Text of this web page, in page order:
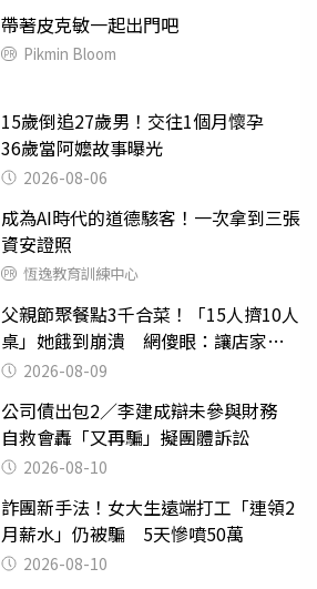
帶著皮克敏一起出門吧
Pikmin Bloom
15歲倒追27歲男！交往1個月懷孕
36歲當阿嬤故事曝光
2026-08-06
成為AI時代的道德駭客！一次拿到三張
資安證照
恆逸教育訓練中心
父親節聚餐點3千合菜！「15人擠10人
桌」她餓到崩潰 網傻眼：讓店家看
笑話2026-08-09
公司債出包2／李建成辯未參與財務
自救會轟「又再騙」擬團體訴訟
2026-08-10
詐團新手法！女大生遠端打工「連領2
月薪水」仍被騙 5天慘噴50萬
2026-08-10